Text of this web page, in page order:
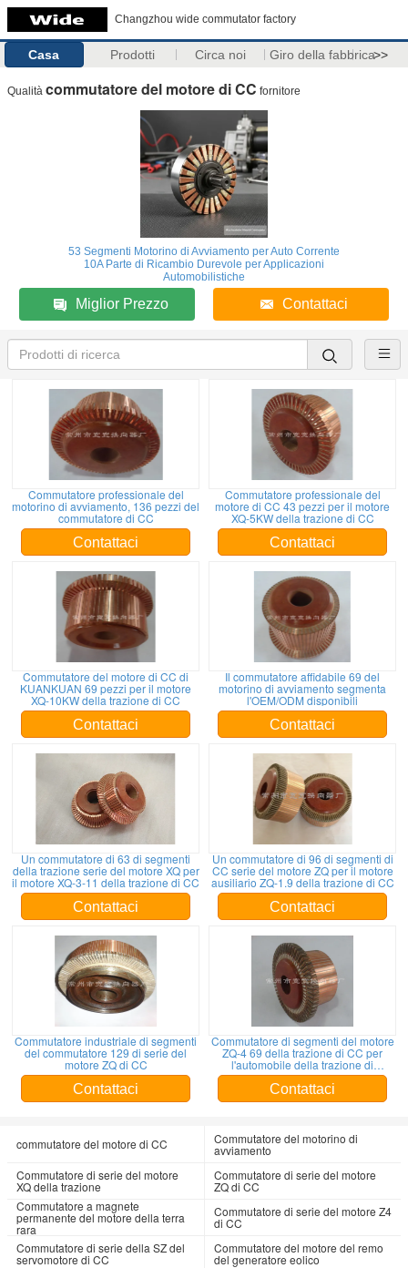
Changzhou wide commutator factory
Casa Prodotti Circa noi Giro della fabbrica>>
Qualità commutatore del motore di CC fornitore
53 Segmenti Motorino di Avviamento per Auto Corrente
10A Parte di Ricambio Durevole per Applicazioni
Automobilistiche
Miglior Prezzo Contattaci
Commutatore professionale del
motorino di avviamento, 136 pezzi del
commutatore di CC
Contattaci
Commutatore professionale del
motore di CC 43 pezzi per il motore
XQ-5KW della trazione di CC
Contattaci
Commutatore del motore di CC di
KUANKUAN 69 pezzi per il motore
XQ-10KW della trazione di CC
Contattaci
Il commutatore affidabile 69 del
motorino di avviamento segmenta
l'OEM/ODM disponibili
Contattaci
Un commutatore di 63 di segmenti
della trazione serie del motore XQ per
il motore XQ-3-11 della trazione di CC
Contattaci
Un commutatore di 96 di segmenti di
CC serie del motore ZQ per il motore
ausiliario ZQ-1.9 della trazione di CC
Contattaci
Commutatore industriale di segmenti
del commutatore 129 di serie del
motore ZQ di CC
Contattaci
Commutatore di segmenti del motore
ZQ-4 69 della trazione di CC per
l'automobile della trazione di
estrazione mineraria e di industriale
Contattaci
commutatore del motore di CC Commutatore del motorino di
avviamento
Commutatore di serie del motore
XQ della trazione
Commutatore di serie del motore
ZQ di CC
Commutatore a magnete
permanente del motore della terra
rara
Commutatore di serie del motore Z4
di CC
Commutatore di serie della SZ del
servomotore di CC
Commutatore del motore del remo
del generatore eolico